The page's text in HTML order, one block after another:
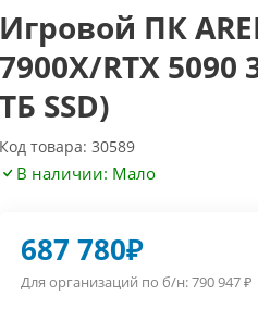
Игровой ПК
7900X/RTX 5090
ТБ SSD)
Код товара: 30589
В наличии: Мало
687 780₽
Для организаций по б/н:790 947₽